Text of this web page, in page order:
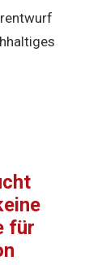
für